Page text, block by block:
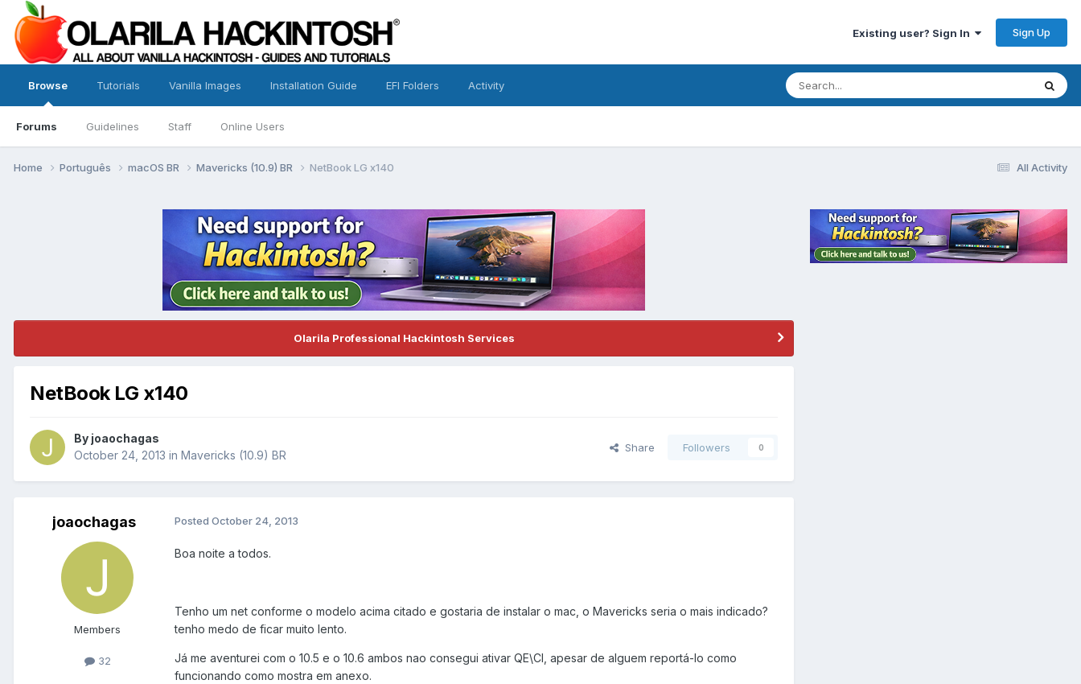
Existing user? Sign In Sign Up
Browse
Forums Guidelines Staff Online Users
Tutorials Vanilla Images Installation Guide EFI Folders Activity
All Activity
Home Português macOS BR Mavericks (10.9) BR NetBook LG x140
Olarila Professional Hackintosh Services
NetBook LG x140
By joaochagas
October 24, 2013 in Mavericks (10.9) BR
Share Followers 0
joaochagas
Members
32
Posted October 24, 2013
Boa noite a todos.
Tenho um net conforme o modelo acima citado e gostaria de instalar o mac, o Mavericks seria o mais indicado?
tenho medo de ficar muito lento.
Já me aventurei com o 10.5 e o 10.6 ambos nao consegui ativar QE\CI, apesar de alguem reportá-lo como
funcionando como mostra em anexo.